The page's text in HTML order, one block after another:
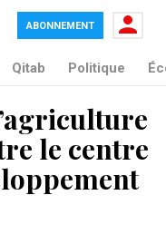
ABONNEMENT
Qitab Politique
le centre